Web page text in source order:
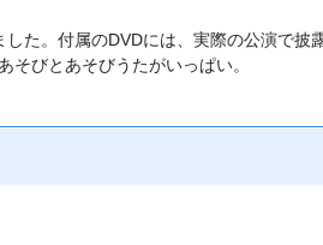
た。付属のDVDには、実際の公演で披
びとあそびうたがいっぱい。